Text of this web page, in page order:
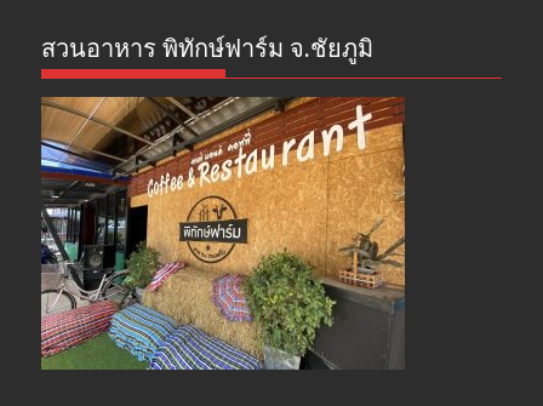
สวนอาหาร พิทักษ์ฟาร์ม จ.ชัยภูมิ